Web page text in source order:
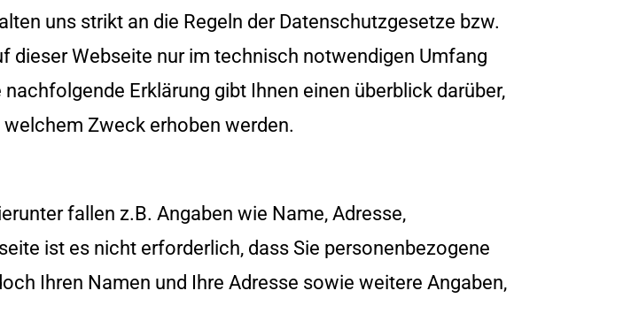
uns strikt an die Regeln der Datenschutzgesetze bzw.
dieser Webseite nur im technisch notwendigen Umfang
Erklärung gibt Ihnen einen überblick darüber,
Zweck erhoben werden.
fallen z.B. Angaben wie Name, Adresse,
ist es nicht erforderlich, dass Sie personenbezogene
Ihren Namen und Ihre Adresse sowie weitere Angaben,